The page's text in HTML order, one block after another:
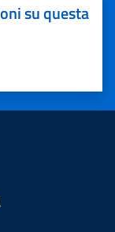
su questa